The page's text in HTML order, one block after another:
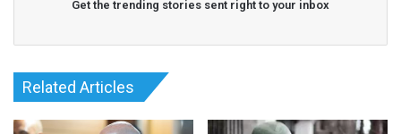
Get the trending stories sent right to your inbox
Related Articles